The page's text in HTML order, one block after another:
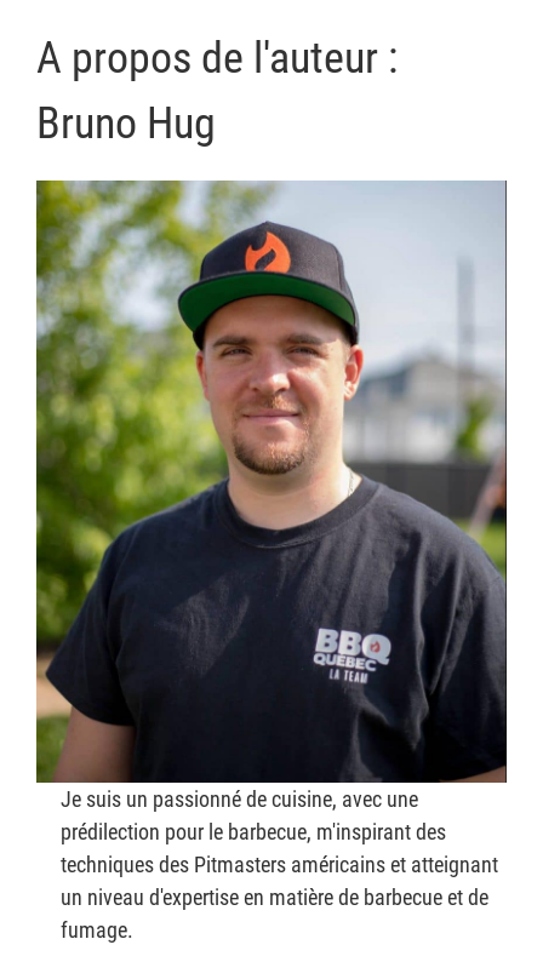
A propos de l'auteur :
Bruno Hug
Je suis un passionné de cuisine, avec une
prédilection pour le barbecue, m'inspirant des
techniques des Pitmasters américains et atteignant
un niveau d'expertise en matière de barbecue et de
fumage.